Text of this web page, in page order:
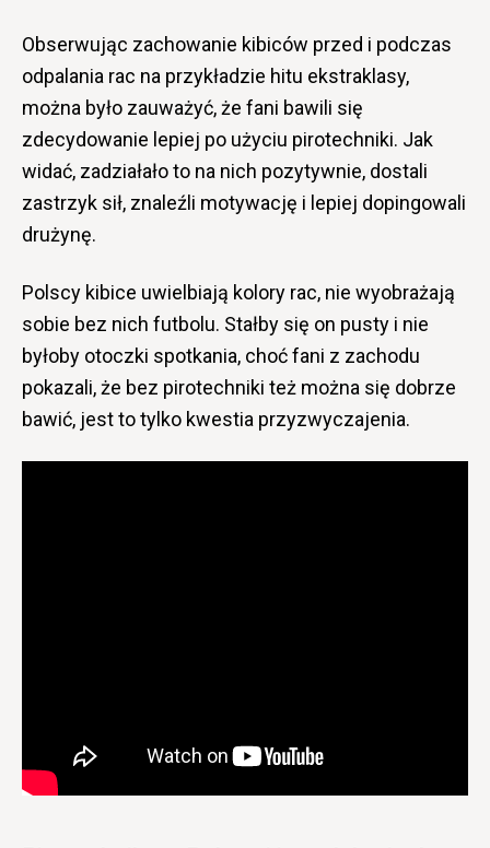
Obserwując zachowanie kibiców przed i podczas
odpalania rac na przykładzie hitu ekstraklasy,
można było zauważyć, że fani bawili się
zdecydowanie lepiej po użyciu pirotechniki. Jak
widać, zadziałało to na nich pozytywnie, dostali
zastrzyk sił, znaleźli motywację i lepiej dopingowali
drużynę.
Polscy kibice uwielbiają kolory rac, nie wyobrażają
sobie bez nich futbolu. Stałby się on pusty i nie
byłoby otoczki spotkania, choć fani z zachodu
pokazali, że bez pirotechniki też można się dobrze
bawić, jest to tylko kwestia przyzwyczajenia.